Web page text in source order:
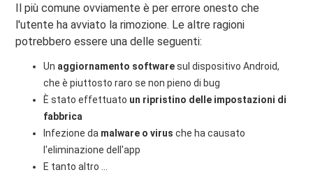
Il più comune ovviamente è per errore onesto che
l'utente ha avviato la rimozione. Le altre ragioni
potrebbero essere una delle seguenti:
Un aggiornamento softwaresul dispositivo Android,
che è piuttosto raro se non pieno di bug
È stato effettuato un ripristino delle impostazioni di
fabbrica
Infezione da malware o virus che ha causato
l'eliminazione dell'app
E tanto altro ...